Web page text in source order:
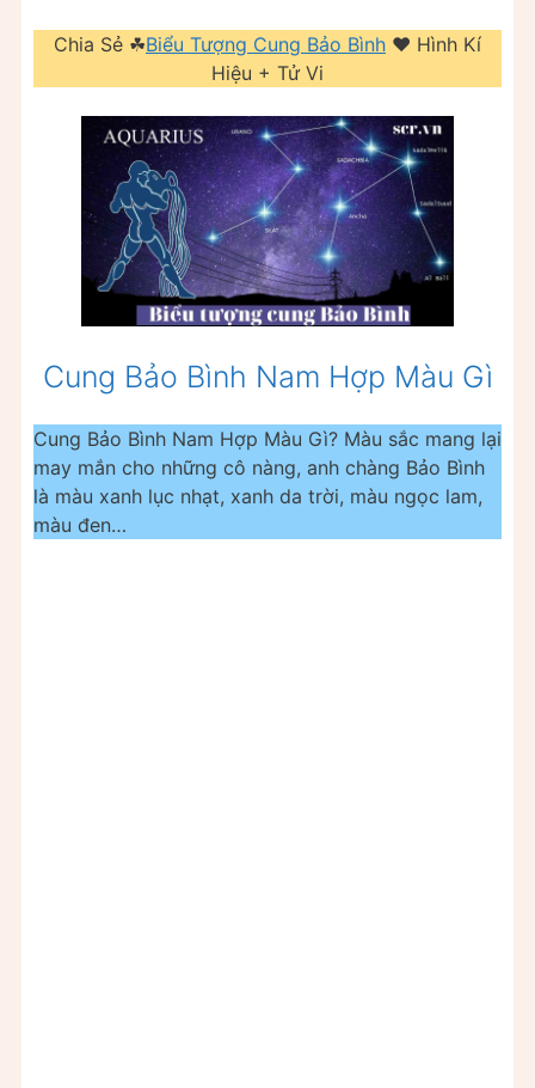
Chia Sẻ ☘Biểu Tượng Cung Bảo Bình ❤️️ Hình Kí
Hiệu + Tử Vi
Cung Bảo Bình Nam Hợp Màu Gì
Cung Bảo Bình Nam Hợp Màu Gì? Màu sắc mang lại
may mắn cho những cô nàng, anh chàng Bảo Bình
là màu xanh lục nhạt, xanh da trời, màu ngọc lam,
màu đen…